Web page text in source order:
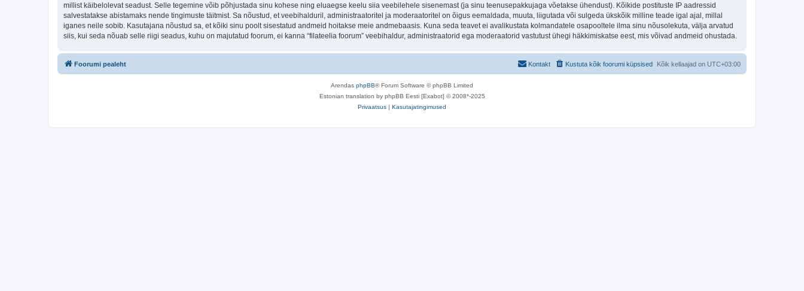
millist käibelolevat seadust. Selle tegemine võib põhjustada sinu kohese ning eluaegse keelu siia veebilehele sisenemast (ja sinu teenusepakkujaga võetakse ühendust). Kõikide postituste IP aadressid
salvestatakse abistamaks nende tingimuste täitmist. Sa nõustud, et veebihalduril, administraatoritel ja moderaatoritel on õigus eemaldada, muuta, liigutada või sulgeda ükskõik milline teade igal ajal, millal
iganes neile sobib. Kasutajana nõustud sa, et kõiki sinu poolt sisestatud andmeid hoitakse meie andmebaasis. Kuna seda teavet ei avalikustata kolmandatele osapooltele ilma sinu nõusolekuta, välja arvatud
siis, kui seda nõuab selle riigi seadus, kuhu on majutatud foorum, ei kanna “filateelia foorum” veebihaldur, administraatorid ega moderaatorid vastutust ühegi häkkimiskatse eest, mis võivad andmeid ohustada.
Foorumi pealeht Kõik kellaajad on UTC+03:00
Kustuta kõik foorumi küpsised
Kontakt
Arendas phpBB® Forum Software © phpBB Limited
Estonian translation by phpBB Eesti [Exabot] © 2008*-2025
Privaatsus | Kasutajatingimused